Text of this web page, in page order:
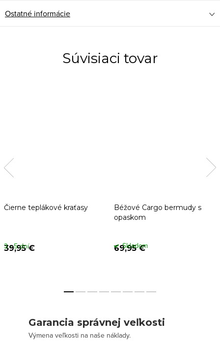
Ostatné informácie
Súvisiaci tovar
Čierne teplákové kraťasy
39,95 €
3 - 5 dní
Béžové Cargo bermudy s
opaskom
69,95 €
Skladom
Garancia správnej veľkosti
Výmena veľkosti na naše náklady.